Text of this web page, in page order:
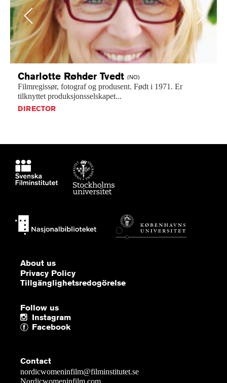
Previous
Charlotte Røhder Tvedt (NO)
Filmregissør, fotograf og produsent. Født i 1971. Er
tilknyttet produksjonsselskapet...
DIRECTOR
Next
About us
Privacy Policy
Tillgänglighetsredogörelse
Follow us
Instagram
Facebook
Contact
nordicwomeninfilm@filminstitutet.se
Nordicwomeninfilm.com